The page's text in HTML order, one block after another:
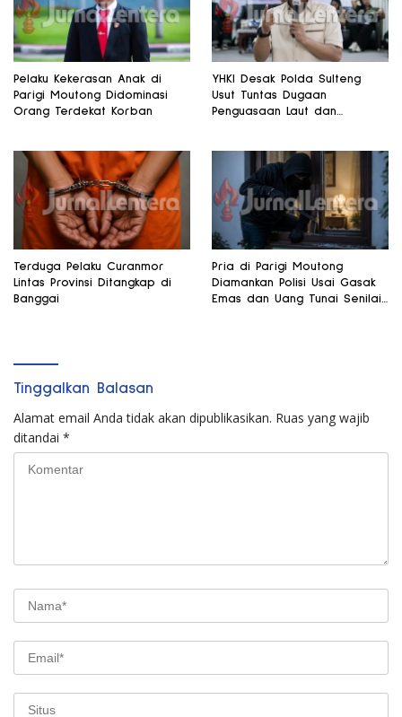
Pelaku Kekerasan Anak di
Parigi Moutong Didominasi
Orang Terdekat Korban
YHKI Desak Polda Sulteng
Usut Tuntas Dugaan
Penguasaan Laut dan
Terduga Pelaku Curanmor
Lintas Provinsi Ditangkap di
Banggai
Pria di Parigi Moutong
Diamankan Polisi Usai Gasak
Emas dan Uang Tunai Senilai
Tinggalkan Balasan
Alamat email Anda tidak akan dipublikasikan. Ruas yang wajib
ditandai *